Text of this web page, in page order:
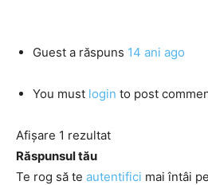
Guest a răspuns 14 ani ago
You must login to post
Afișare 1 rezultat
Răspunsul tău
Te rog să te autentifici mai întâi